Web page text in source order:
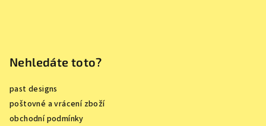
Nehledáte toto?
past designs
poštovné a vrácení zboží
obchodní podmínky